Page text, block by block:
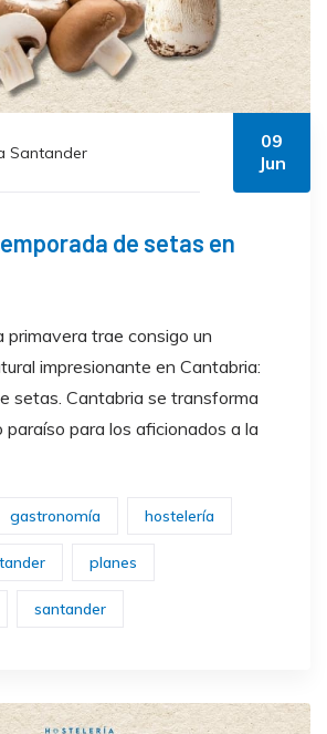
Santander
09
Jun
de setas en
primavera trae consigo un
impresionante en Cantabria:
setas. Cantabria se transforma
para los aficionados a la
gastronomía hostelería
planes
santander